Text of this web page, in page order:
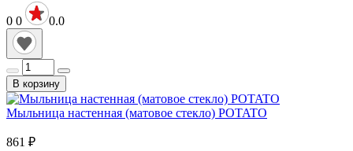
0 0 0.0
В корзину
Мыльница настенная (матовое стекло) POTATO
861 ₽